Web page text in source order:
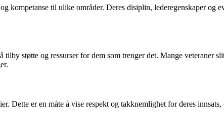
kompetanse til ulike områder. Deres disiplin, lederegenskaper
støtte og ressurser for dem som trenger det. Mange veteraner
Dette er en måte å vise respekt og takknemlighet for deres